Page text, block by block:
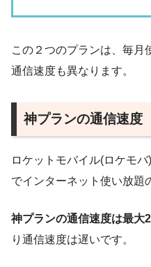
この２つのプランは、毎月
通信速度も異なります。
神プランの通信速度
ロケットモバイル(ロケモ
でインターネット使い放題
神プランの通信速度は最
り通信速度は遅いです。